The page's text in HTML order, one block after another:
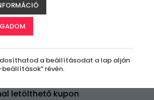
letölthető kupon
a beállításodat a lap alján
beállítások” révén.